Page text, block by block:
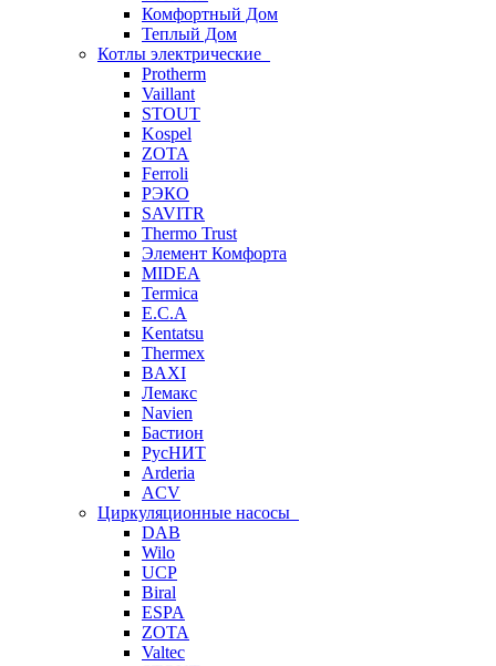
Комфортный Дом
Теплый Дом
Котлы электрические
Protherm
Vaillant
STOUT
Kospel
ZOTA
Ferroli
РЭКО
SAVITR
Thermo Trust
Элемент Комфорта
MIDEA
Termica
E.C.A
Kentatsu
Thermex
BAXI
Лемакс
Navien
Бастион
РусНИТ
Arderia
ACV
Циркуляционные насосы
DAB
Wilo
UCP
Biral
ESPA
ZOTA
Valtec